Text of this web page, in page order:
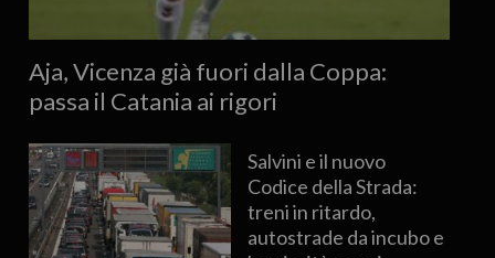
Aja, Vicenza già fuori dalla Coppa:
passa il Catania ai rigori
Salvini e il nuovo
Codice della Strada:
treni in ritardo,
autostrade da incubo e